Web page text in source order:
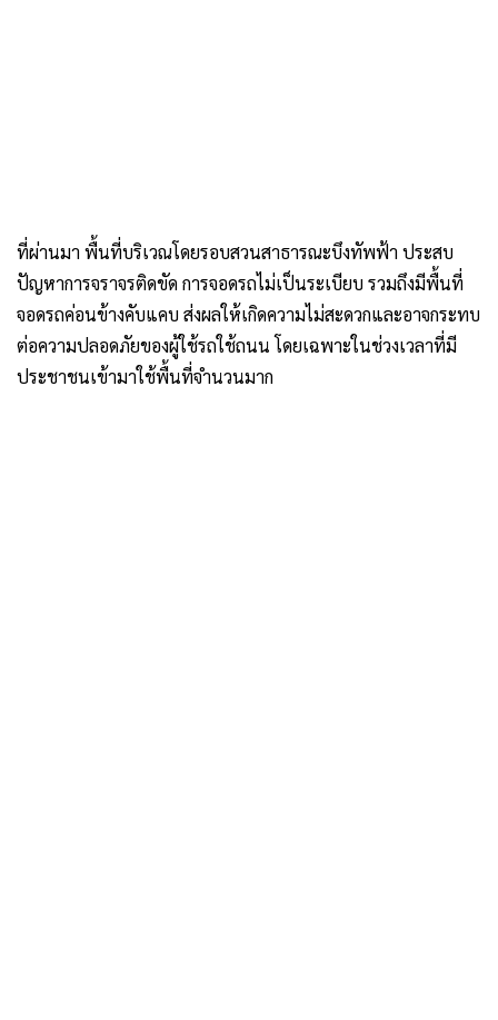
ที่ผ่านมา พื้นที่บริเวณโดยรอบสวนสาธารณะบึงทัพฟ้า ประสบ
ปัญหาการจราจรติดขัด การจอดรถไม่เป็นระเบียบ รวมถึงมีพื้นที่
จอดรถค่อนข้างคับแคบ ส่งผลให้เกิดความไม่สะดวกและอาจกระทบ
ต่อความปลอดภัยของผู้ใช้รถใช้ถนน โดยเฉพาะในช่วงเวลาที่มี
ประชาชนเข้ามาใช้พื้นที่จำนวนมาก